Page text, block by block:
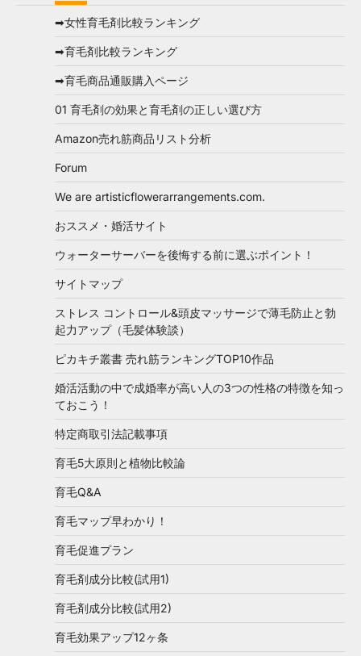
➡女性育毛剤比較ランキング
➡育毛剤比較ランキング
➡育毛商品通販購入ページ
01 育毛剤の効果と育毛剤の正しい選び方
Amazon売れ筋商品リスト分析
Forum
We are artisticflowerarrangements.com.
おススメ・婚活サイト
ウォーターサーバーを後悔する前に選ぶポイント！
サイトマップ
ストレス コントロール&頭皮マッサージで薄毛防止と勃
起力アップ（毛髪体験談）
ピカキチ叢書 売れ筋ランキングTOP10作品
婚活活動の中で成婚率が高い人の3つの性格の特徴を知っ
ておこう！
特定商取引法記載事項
育毛5大原則と植物比較論
育毛Q&A
育毛マップ早わかり！
育毛促進プラン
育毛剤成分比較(試用1)
育毛剤成分比較(試用2)
育毛効果アップ12ヶ条